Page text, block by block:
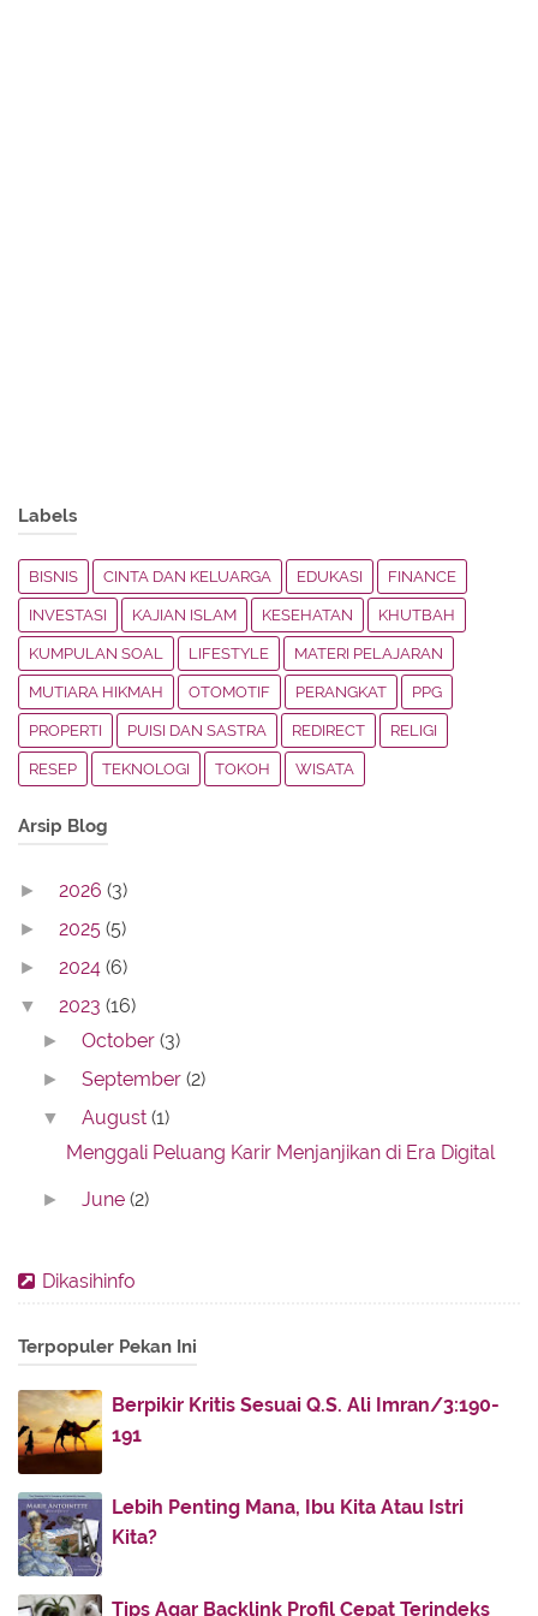
Labels
BISNIS CINTA DAN KELUARGA EDUKASI FINANCE
INVESTASI KAJIAN ISLAM KESEHATAN KHUTBAH
KUMPULAN SOAL LIFESTYLE MATERI PELAJARAN
MUTIARA HIKMAH OTOMOTIF PERANGKAT PPG
PROPERTI PUISI DAN SASTRA REDIRECT RELIGI
RESEP TEKNOLOGI TOKOH WISATA
Arsip Blog
► 2026 (3)
► 2025 (5)
► 2024 (6)
▼ 2023 (16)
► October(3)
► September(2)
▼ August(1)
Menggali Peluang Karir Menjanjikan di Era Digital
► June(2)
► April(3)
► January(1)
► 2022 (74)
► 2021 (43)
► 2020
► 2019 (8)
► 2018
► 2017
Dikasihinfo
Terpopuler Pekan Ini
Berpikir Kritis Sesuai Q.S. Ali Imran/3:190-
191
Lebih Penting Mana, Ibu Kita Atau Istri
Kita?
Tips Agar Backlink Profil Cepat Terindeks